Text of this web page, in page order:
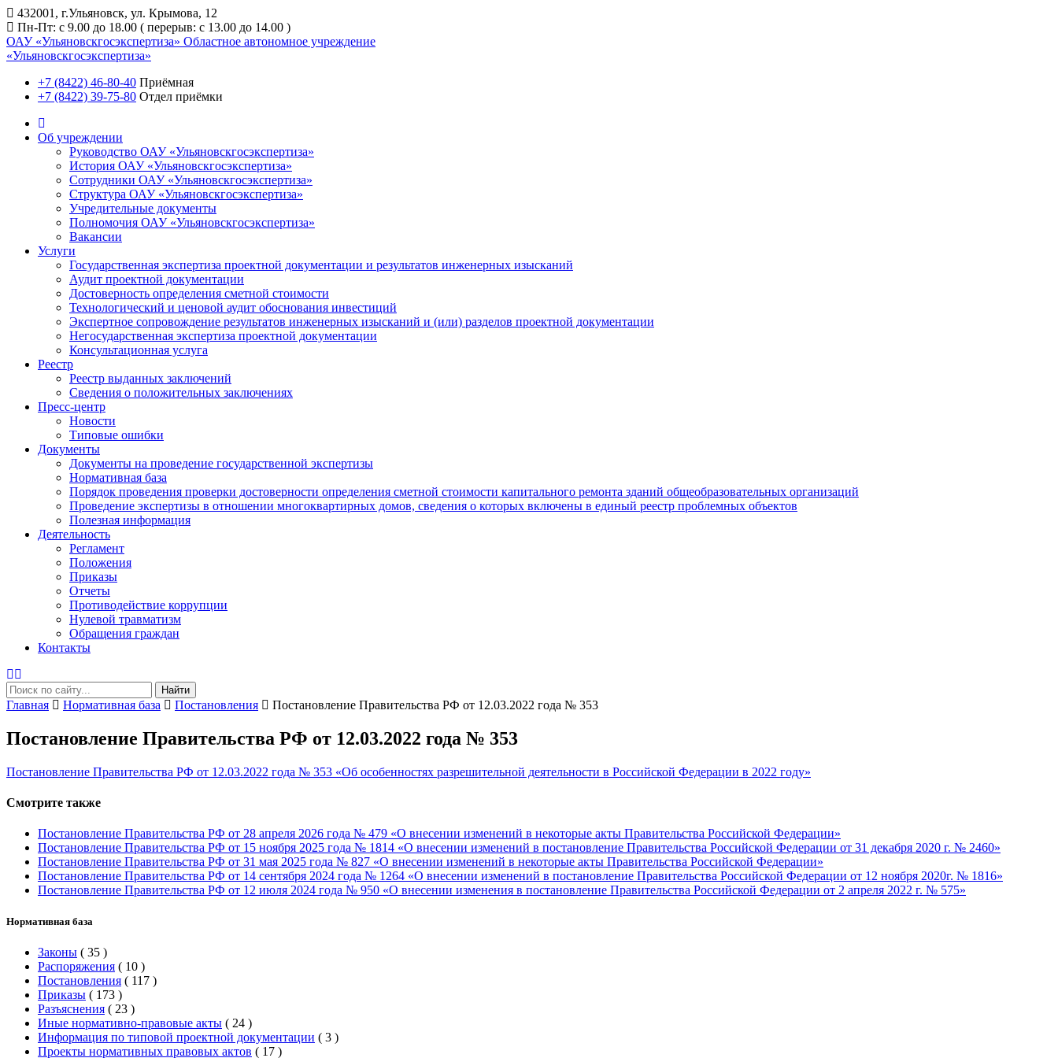
432001, г.Ульяновск, ул. Крымова, 12
Пн-Пт: с 9.00 до 18.00 ( перерыв: с 13.00 до 14.00 )
ОАУ «Ульяновскгосэкспертиза» Областное автономное учреждение
«Ульяновскгосэкспертиза»
+7 (8422) 46-80-40 Приёмная
+7 (8422) 39-75-80 Отдел приёмки
Об учреждении
Руководство ОАУ «Ульяновскгосэкспертиза»
История ОАУ «Ульяновскгосэкспертиза»
Сотрудники ОАУ «Ульяновскгосэкспертиза»
Структура ОАУ «Ульяновскгосэкспертиза»
Учредительные документы
Полномочия ОАУ «Ульяновскгосэкспертиза»
Вакансии
Услуги
Государственная экспертиза проектной документации и результатов инженерных изысканий
Аудит проектной документации
Достоверность определения сметной стоимости
Технологический и ценовой аудит обоснования инвестиций
Экспертное сопровождение результатов инженерных изысканий и (или) разделов проектной документации
Негосударственная экспертиза проектной документации
Консультационная услуга
Реестр
Реестр выданных заключений
Сведения о положительных заключениях
Пресс-центр
Новости
Типовые ошибки
Документы
Документы на проведение государственной экспертизы
Нормативная база
Порядок проведения проверки достоверности определения сметной стоимости капитального ремонта зданий общеобразовательных организаций
Проведение экспертизы в отношении многоквартирных домов, сведения о которых включены в единый реестр проблемных объектов
Полезная информация
Деятельность
Регламент
Положения
Приказы
Отчеты
Противодействие коррупции
Нулевой травматизм
Обращения граждан
Контакты
Найти
Главная Нормативная база Постановления Постановление Правительства РФ от 12.03.2022 года № 353
Постановление Правительства РФ от 12.03.2022 года № 353
Постановление Правительства РФ от 12.03.2022 года № 353 «Об особенностях разрешительной деятельности в Российской Федерации в 2022 году»
Смотрите также
Постановление Правительства РФ от 28 апреля 2026 года № 479 «О внесении изменений в некоторые акты Правительства Российской Федерации»
Постановление Правительства РФ от 15 ноября 2025 года № 1814 «О внесении изменений в постановление Правительства Российской Федерации от 31 декабря 2020 г. № 2460»
Постановление Правительства РФ от 31 мая 2025 года № 827 «О внесении изменений в некоторые акты Правительства Российской Федерации»
Постановление Правительства РФ от 14 сентября 2024 года № 1264 «О внесении изменений в постановление Правительства Российской Федерации от 12 ноября 2020г. № 1816»
Постановление Правительства РФ от 12 июля 2024 года № 950 «О внесении изменения в постановление Правительства Российской Федерации от 2 апреля 2022 г. № 575»
Нормативная база
Законы ( 35 )
Распоряжения ( 10 )
Постановления ( 117 )
Приказы ( 173 )
Разъяснения ( 23 )
Иные нормативно-правовые акты ( 24 )
Информация по типовой проектной документации ( 3 )
Проекты нормативных правовых актов ( 17 )